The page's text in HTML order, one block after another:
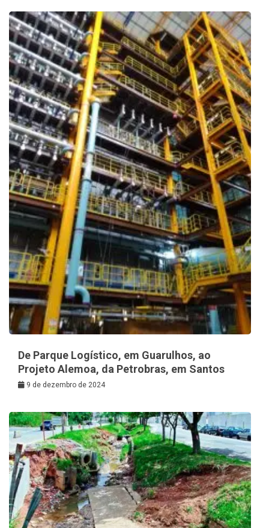
De Parque Logístico, em Guarulhos, ao
Projeto Alemoa, da Petrobras, em Santos
9 de dezembro de 2024